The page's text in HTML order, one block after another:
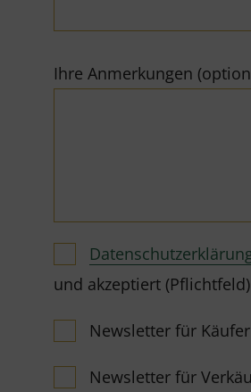
Ihre Anmerkungen
und akzeptiert (Pflichtfeld)
Newsletter für Käufer
Newsletter für